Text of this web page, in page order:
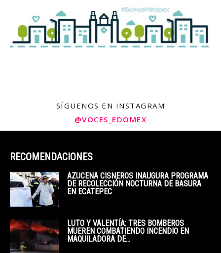
SÍGUENOS EN INSTAGRAM
@VOCES_EDOMEX
RECOMENDACIONES
AZUCENA CISNEROS INAUGURA PROGRAMA
DE RECOLECCIÓN NOCTURNA DE BASURA
EN ECATEPEC
LUTO Y VALENTÍA: TRES BOMBEROS
MUEREN COMBATIENDO INCENDIO EN
MAQUILADORA DE...